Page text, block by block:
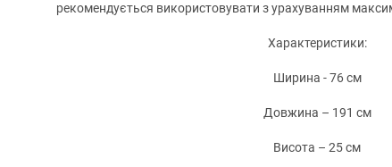
рекомендується використовувати з урахуванням
Характеристики:
Ширина - 76 см
Довжина – 191 см
Висота – 25 см